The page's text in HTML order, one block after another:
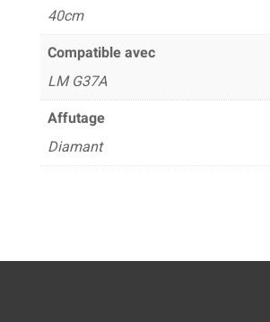
40cm
Compatible avec
LM G37A
Affutage
Diamant